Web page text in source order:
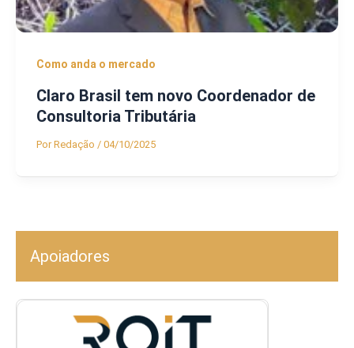
Como anda o mercado
Claro Brasil tem novo Coordenador de
Consultoria Tributária
PorRedação / 04/10/2025
Apoiadores